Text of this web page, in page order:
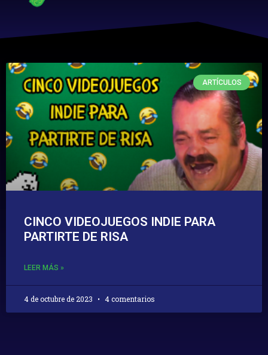
ARTÍCULOS
CINCO VIDEOJUEGOS INDIE PARA
PARTIRTE DE RISA
LEER MÁS »
4 de octubre de 2023 4 comentarios